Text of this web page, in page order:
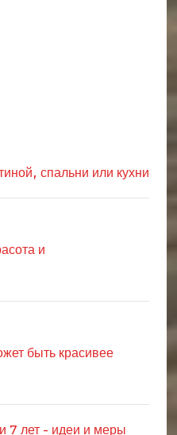
спальни или кухни
и
быть красивее
7 лет - идеи и меры